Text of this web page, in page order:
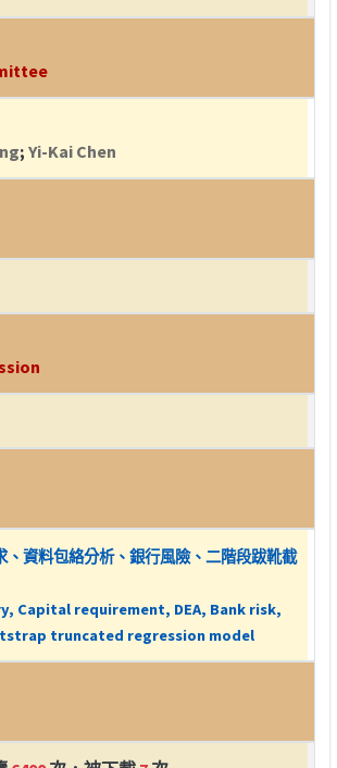
; Yi-Kai Chen
、資料包絡分析、銀行風險、二階段跋靴截
Capital requirement, DEA, Bank risk,
truncated regression model